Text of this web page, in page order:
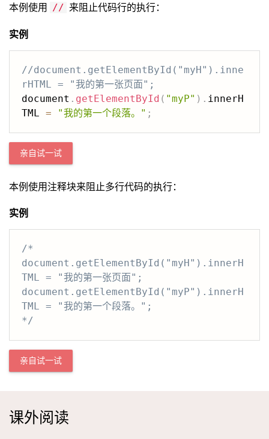
本例使用 // 来阻止代码行的执行：
实例
//document.getElementById("myH").inne
rHTML = "我的第一张页面";
document . getElementById ( "myP" ) . innerH
TML = "我的第一个段落。" ;
亲自试一试
本例使用注释块来阻止多行代码的执行：
实例
/*
document.getElementById("myH").innerH
TML = "我的第一张页面";
document.getElementById("myP").innerH
TML = "我的第一个段落。";
*/
亲自试一试
课外阅读